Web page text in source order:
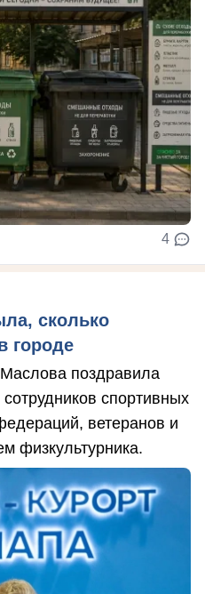
4
сколько
городе
поздравила
спортивных
ветеранов и
физкультурника.